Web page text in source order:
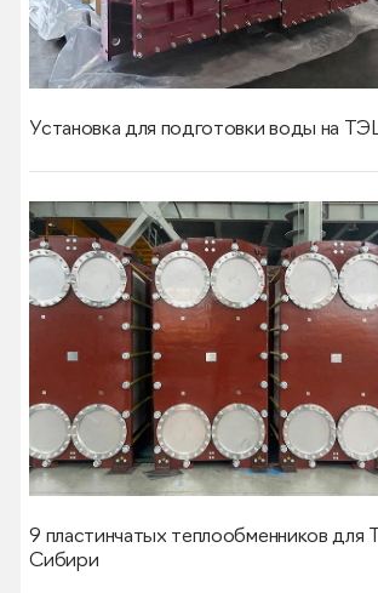
Установка для подготовки воды на
9 пластинчатых теплообменников
Сибири